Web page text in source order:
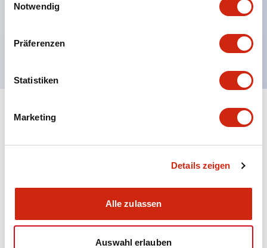
Notwendig
Präferenzen
Statistiken
Marketing
Details zeigen
Alle zulassen
Auswahl erlauben
Bis zu 3 Kontaktblöcke
Finger-sichere (IP20) Schraubklemmen verfügbar
Dokumente und Dateien
Bedienungsanleitung
10/10/2024.PDF5.62MB